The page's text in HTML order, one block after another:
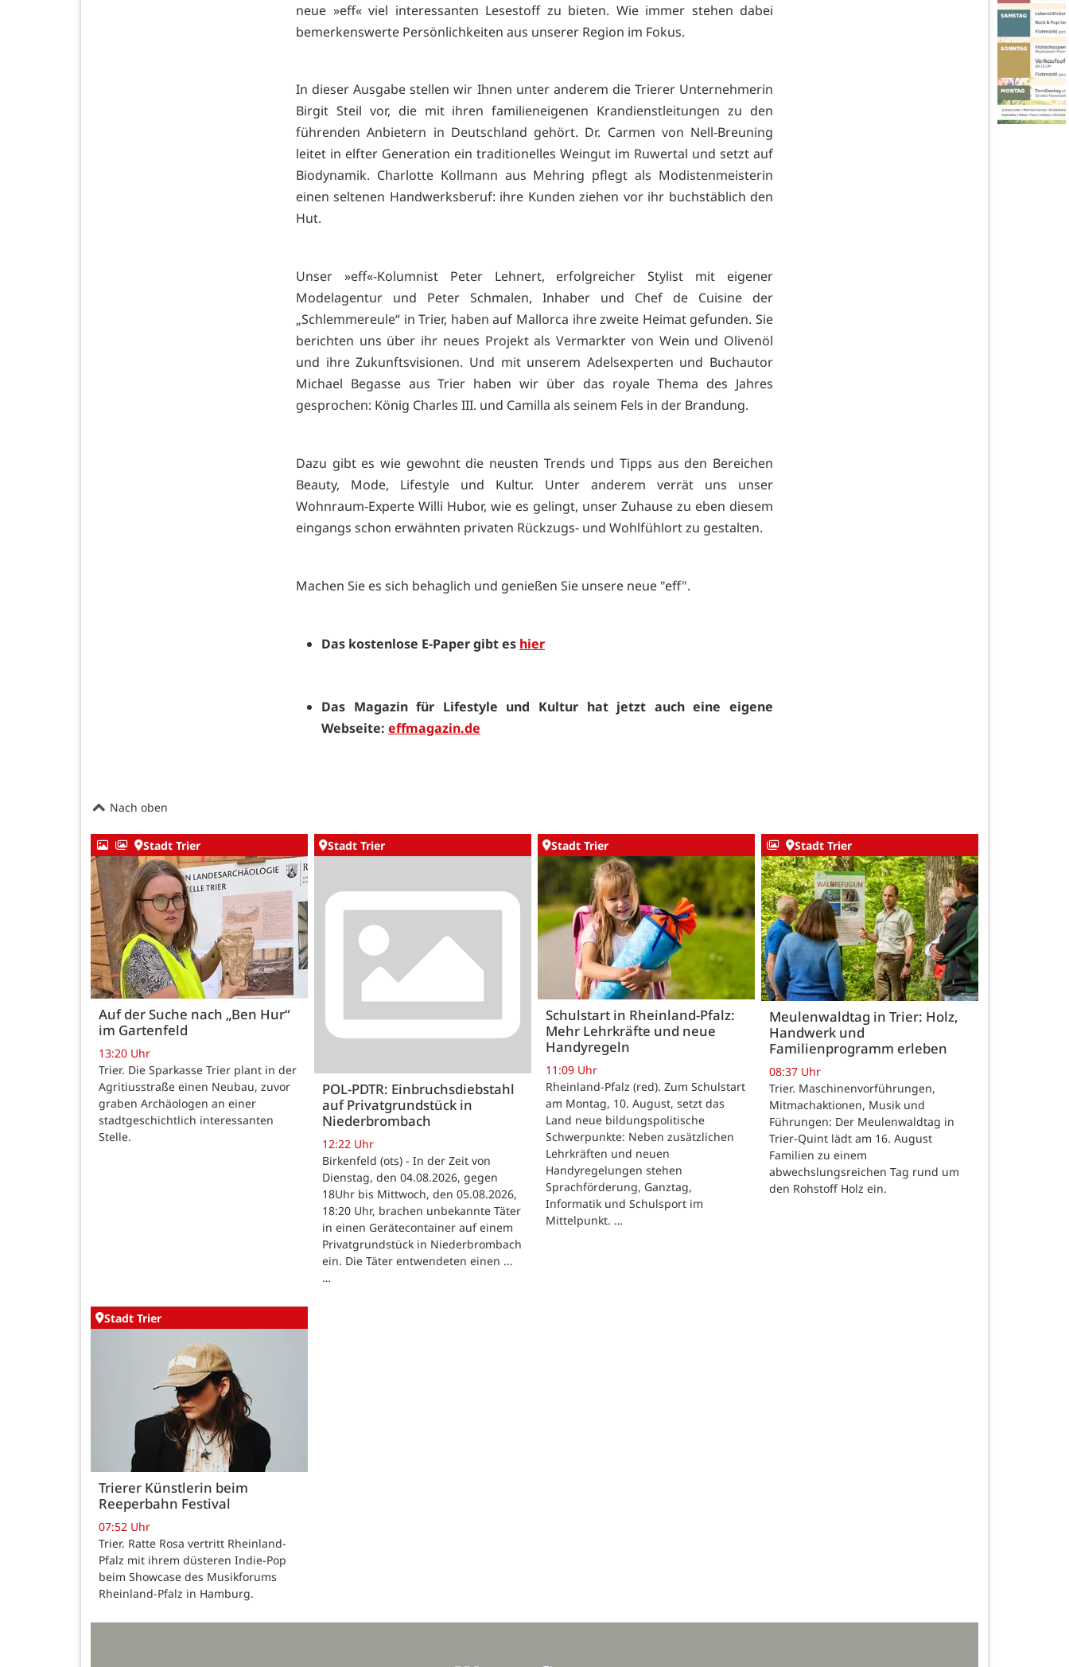
neue »eff« viel interessanten Lesestoff zu bieten. Wie immer stehen dabei
bemerkenswerte Persönlichkeiten aus unserer Region im Fokus.
In dieser Ausgabe stellen wir Ihnen unter anderem die Trierer Unternehmerin
Birgit Steil vor, die mit ihren familieneigenen Krandienstleitungen zu den
führenden Anbietern in Deutschland gehört. Dr. Carmen von Nell-Breuning
leitet in elfter Generation ein traditionelles Weingut im Ruwertal und setzt auf
Biodynamik. Charlotte Kollmann aus Mehring pflegt als Modistenmeisterin
einen seltenen Handwerksberuf: ihre Kunden ziehen vor ihr buchstäblich den
Hut.
Unser »eff«-Kolumnist Peter Lehnert, erfolgreicher Stylist mit eigener
Modelagentur und Peter Schmalen, Inhaber und Chef de Cuisine der
„Schlemmereule“ in Trier, haben auf Mallorca ihre zweite Heimat gefunden. Sie
berichten uns über ihr neues Projekt als Vermarkter von Wein und Olivenöl
und ihre Zukunftsvisionen. Und mit unserem Adelsexperten und Buchautor
Michael Begasse aus Trier haben wir über das royale Thema des Jahres
gesprochen: König Charles III. und Camilla als seinem Fels in der Brandung.
Dazu gibt es wie gewohnt die neusten Trends und Tipps aus den Bereichen
Beauty, Mode, Lifestyle und Kultur. Unter anderem verrät uns unser
Wohnraum-Experte Willi Hubor, wie es gelingt, unser Zuhause zu eben diesem
eingangs schon erwähnten privaten Rückzugs- und Wohlfühlort zu gestalten.
Machen Sie es sich behaglich und genießen Sie unsere neue "eff".
Das kostenlose E-Paper gibt es hier
Das Magazin für Lifestyle und Kultur hat jetzt auch eine eigene
Webseite: effmagazin.de
Nach oben
Stadt Trier
Auf der Suche nach „Ben Hur“
im Gartenfeld
13:20 Uhr
Trier. Die Sparkasse Trier plant in der
Agritiusstraße einen Neubau, zuvor
graben Archäologen an einer
stadtgeschichtlich interessanten
Stelle.
Stadt Trier
POL-PDTR: Einbruchsdiebstahl
auf Privatgrundstück in
Niederbrombach
12:22 Uhr
Birkenfeld (ots) - In der Zeit von
Dienstag, den 04.08.2026, gegen
18Uhr bis Mittwoch, den 05.08.2026,
18:20 Uhr, brachen unbekannte Täter
in einen Gerätecontainer auf einem
Privatgrundstück in Niederbrombach
ein. Die Täter entwendeten einen ...
…
Stadt Trier
Schulstart in Rheinland-Pfalz:
Mehr Lehrkräfte und neue
Handyregeln
11:09 Uhr
Rheinland-Pfalz (red). Zum Schulstart
am Montag, 10. August, setzt das
Land neue bildungspolitische
Schwerpunkte: Neben zusätzlichen
Lehrkräften und neuen
Handyregelungen stehen
Sprachförderung, Ganztag,
Informatik und Schulsport im
Mittelpunkt. …
Stadt Trier
Meulenwaldtag in Trier: Holz,
Handwerk und
Familienprogramm erleben
08:37 Uhr
Trier. Maschinenvorführungen,
Mitmachaktionen, Musik und
Führungen: Der Meulenwaldtag in
Trier-Quint lädt am 16. August
Familien zu einem
abwechslungsreichen Tag rund um
den Rohstoff Holz ein.
Stadt Trier
Trierer Künstlerin beim
Reeperbahn Festival
07:52 Uhr
Trier. Ratte Rosa vertritt Rheinland-
Pfalz mit ihrem düsteren Indie-Pop
beim Showcase des Musikforums
Rheinland-Pfalz in Hamburg.